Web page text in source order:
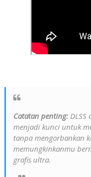
Catatan penting:DLSS
menjadi kunci untuk
tanpa mengorbankan
memungkinkanmu
grafis ultra.